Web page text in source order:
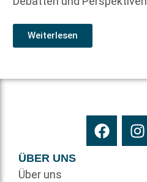
Weiterlesen
ÜBER UNS
Über uns